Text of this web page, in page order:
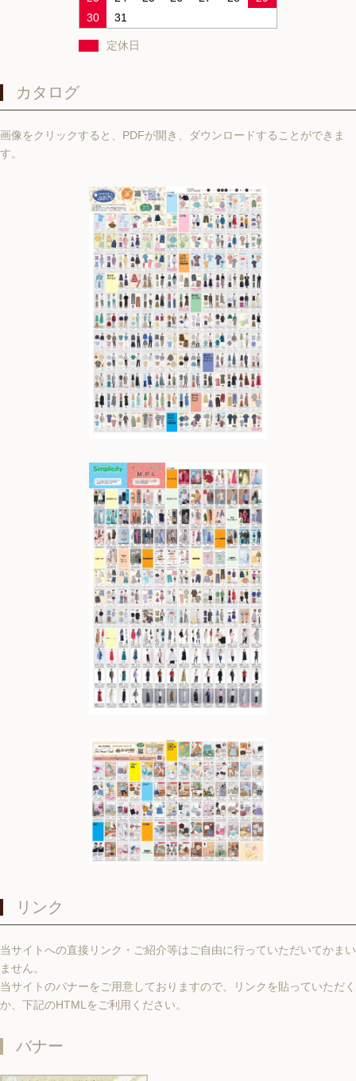
30
31
定休日
カタログ
画像をクリックすると、PDFが開き、ダウンロードすることができま
す。
リンク
当サイトへの直接リンク・ご紹介等はご自由に行っていただいてかまい
ません。
当サイトのバナーをご用意しておりますので、リンクを貼っていただく
か、下記のHTMLをご利用ください。
バナー